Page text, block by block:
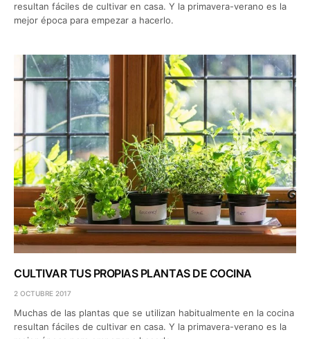
resultan fáciles de cultivar en casa. Y la primavera-verano es la
mejor época para empezar a hacerlo.
CULTIVAR TUS PROPIAS PLANTAS DE COCINA
2 OCTUBRE 2017
Muchas de las plantas que se utilizan habitualmente en la cocina
resultan fáciles de cultivar en casa. Y la primavera-verano es la